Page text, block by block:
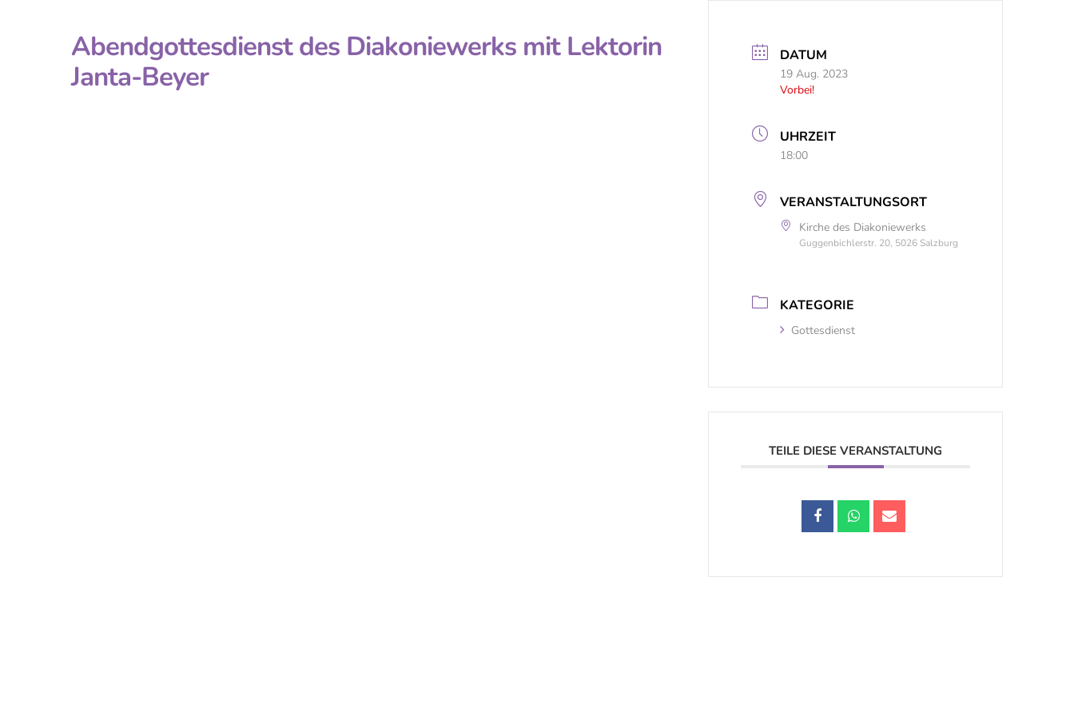
Abendgottesdienst des Diakoniewerks mit Lektorin
Janta-Beyer
DATUM
19 Aug. 2023
Vorbei!
UHRZEIT
18:00
VERANSTALTUNGSORT
Kirche des Diakoniewerks
Guggenbichlerstr. 20, 5026 Salzburg
KATEGORIE
Gottesdienst
TEILE DIESE VERANSTALTUNG